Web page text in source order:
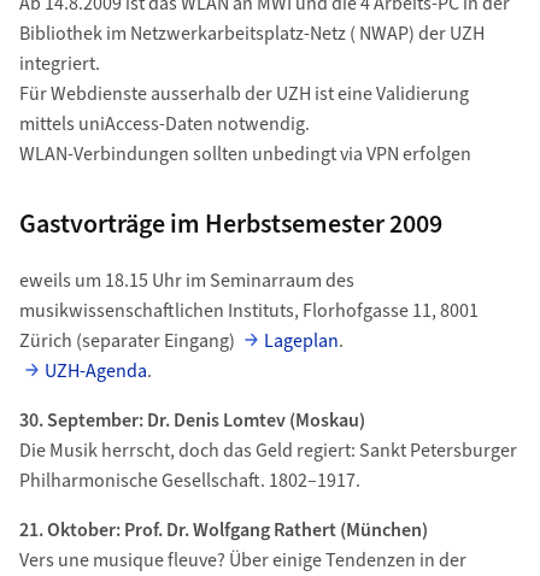
Bibliothek im Netzwerkarbeitsplatz-Netz ( NWAP) der UZH
integriert.
Für Webdienste ausserhalb der UZH ist eine Validierung
mittels uniAccess-Daten notwendig.
WLAN-Verbindungen sollten unbedingt via VPN erfolgen
Gastvorträge im Herbstsemester 2009
eweils um 18.15 Uhr im Seminarraum des
musikwissenschaftlichen Instituts, Florhofgasse 11, 8001
Zürich (separater Eingang)
Lageplan.
UZH-Agenda.
30. September: Dr. Denis Lomtev (Moskau)
Die Musik herrscht, doch das Geld regiert: Sankt Petersburger
Philharmonische Gesellschaft. 1802–1917.
21. Oktober: Prof. Dr. Wolfgang Rathert (München)
Vers une musique fleuve? Über einige Tendenzen in der